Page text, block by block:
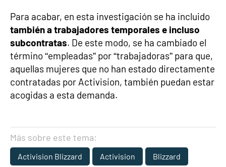
Para acabar, en esta investigación se ha incluido
también a trabajadores temporales e incluso
subcontratas. De este modo, se ha cambiado el
término “empleadas” por “trabajadoras” para que,
aquellas mujeres que no han estado directamente
contratadas por Activision, también puedan estar
acogidas a esta demanda.
Más sobre este tema:
Activision Blizzard Activision Blizzard